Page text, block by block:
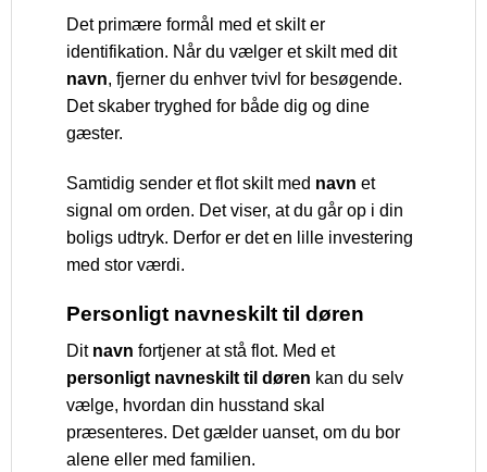
Det primære formål med et skilt er
identifikation. Når du vælger et skilt med dit
navn, fjerner du enhver tvivl for besøgende.
Det skaber tryghed for både dig og dine
gæster.
Samtidig sender et flot skilt med navn et
signal om orden. Det viser, at du går op i din
boligs udtryk. Derfor er det en lille investering
med stor værdi.
Personligt navneskilt til døren
Dit navn fortjener at stå flot. Med et
personligt navneskilt til døren kan du selv
vælge, hvordan din husstand skal
præsenteres. Det gælder uanset, om du bor
alene eller med familien.